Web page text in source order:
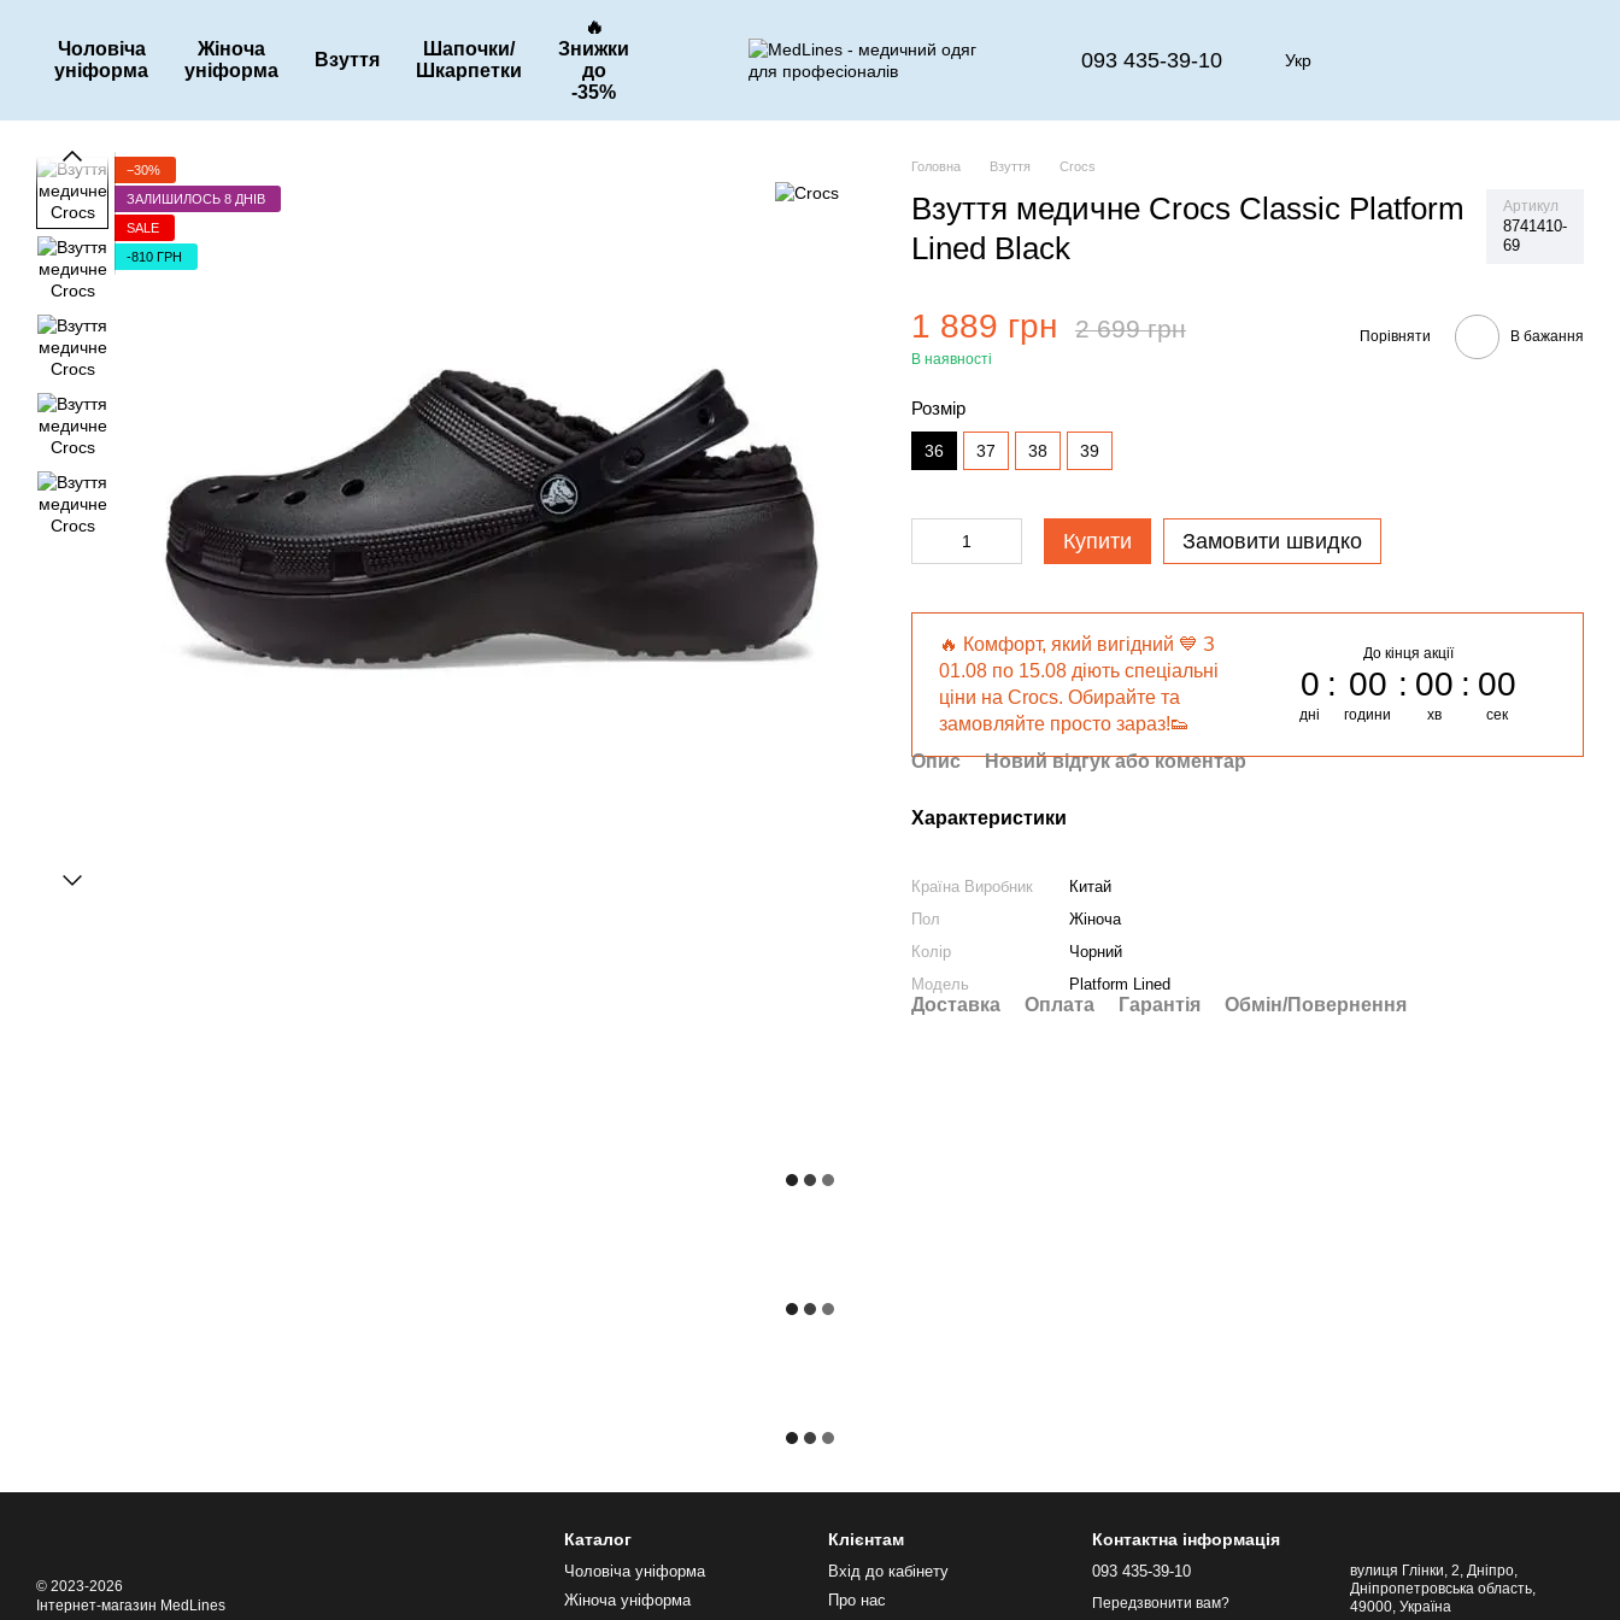
Чоловіча
уніформа
Жіноча
уніформа
Взуття
Шапочки/
Шкарпетки
🔥
Знижки
до
-35%
093 435-39-10 Укр
−30%
ЗАЛИШИЛОСЬ 8 ДНІВ
SALE
-810 ГРН
Головна Взуття Crocs
Взуття медичне Crocs Classic Platform
Lined Black
Артикул
8741410-
69
1 889 грн 2 699 грн
В наявності
Порівняти В бажання
Розмір
36 37 38 39
Купити Замовити швидко
🔥 Комфорт, який вигідний 💙 З
01.08 по 15.08 діють спеціальні
ціни на Crocs. Обирайте та
замовляйте просто зараз!👟
До кінця акції
0
дні
00
години
00
хв
00
сек
Опис Новий відгук або коментар
Характеристики
Країна Виробник
Китай
Пол
Жіноча
Колір
Чорний
Модель
Platform Lined
Доставка Оплата Гарантія Обмін/Повернення
© 2023-2026
Інтернет-магазин MedLines
Каталог
Чоловіча уніформа
Жіноча уніформа
Клієнтам
Вхід до кабінету
Про нас
Контактна інформація
093 435-39-10
Передзвонити вам?
вулиця Глінки, 2, Дніпро,
Дніпропетровська область,
49000, Україна